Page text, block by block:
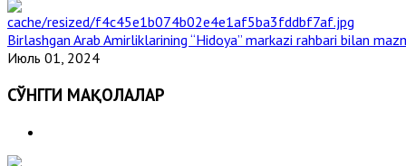
Birlashgan Arab Amirliklarining “Hidoya” markazi rahbari bilan
Июль 01, 2024
СЎНГГИ МАҚОЛАЛАР